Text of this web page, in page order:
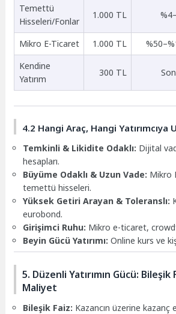
Temettü
Hisseleri/Fonlar
1.000 TL
Mikro E-Ticaret
1.000 TL
Kendine
Yatırım
300 TL
4.2 Hangi Araç, Hangi Yatırımcıya
Temkinli & Likidite Odaklı: Dijital
hesapları.
Büyüme Odaklı & Uzun Vade: Mikro
temettü hisseleri.
Yüksek Getiri Arayan & Toleranslı:
eurobond.
Girişimci Ruhu: Mikro e-ticaret,
Beyin Gücü Yatırımı: Online kurs ve
5. Düzenli Yatırımın Gücü:
Maliyet
Bileşik Faiz: Kazancın üzerine kazanç